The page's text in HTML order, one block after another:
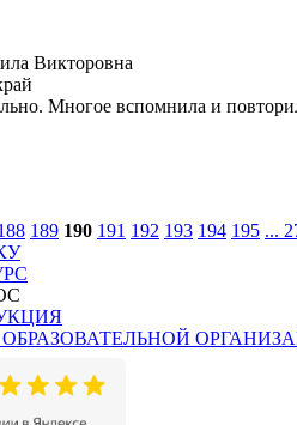
Викторовна
Многое вспомнила и
189 190 191 192 193 194 195 ...